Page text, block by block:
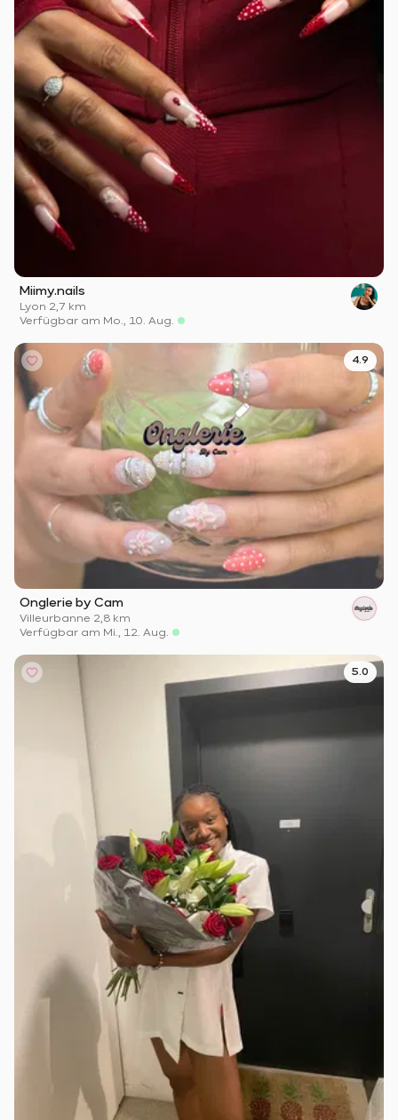
Miimy.nails
Lyon·2,7 km
Verfügbar am Mo., 10. Aug.
4.9
Onglerie by Cam
Villeurbanne·2,8 km
Verfügbar am Mi., 12. Aug.
5.0